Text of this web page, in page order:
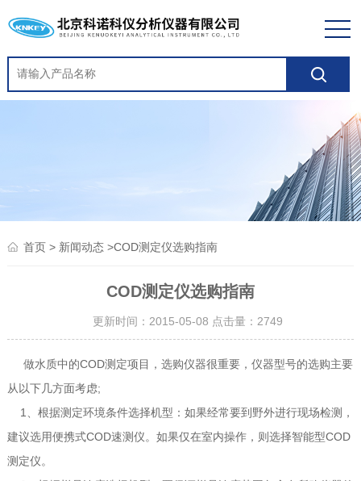
首页> 新闻动态>COD测定仪选购指南
COD测定仪选购指南
更新时间：2015-05-08 点击量： 2749
做水质中的COD测定项目，选购仪器很重要，仪器型号的选购主要
从以下几方面考虑;
1、根据测定环境条件选择机型：如果经常要到野外进行现场检测，
建议选用便携式COD速测仪。如果仅在室内操作，则选择智能型COD
测定仪。